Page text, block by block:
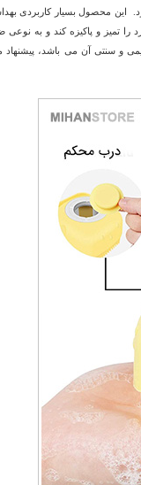
این محصول بسیار کاربردی
را تمیز و پاکیزه کند و به نوعی
و سنتی آن می باشد، پیشنهاد